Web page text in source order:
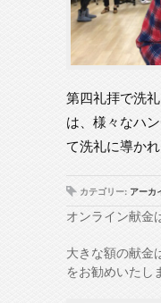
第四礼拝で洗
は、様々なハ
て洗礼に導かれ
カテゴリー: アーカ
オンライン献金
大きな額の献金
をお勧めいたし